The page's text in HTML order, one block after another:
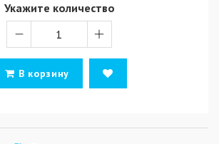
Укажите количество
В корзину